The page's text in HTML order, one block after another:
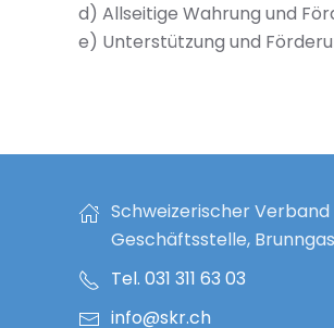
d) Allseitige Wahrung und
e) Unterstützung und
Schweizerischer Verband
Geschäftsstelle,
Tel. 031 311 63 03
info@skr.ch